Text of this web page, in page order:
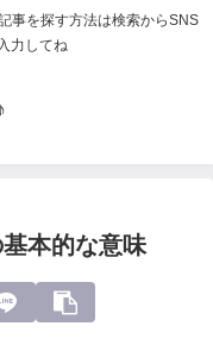
事を探す方法は検索からSNS
力してね
本的な意味